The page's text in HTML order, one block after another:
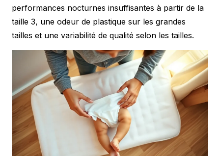
performances nocturnes insuffisantes à partir de la
taille 3, une odeur de plastique sur les grandes
tailles et une variabilité de qualité selon les tailles.